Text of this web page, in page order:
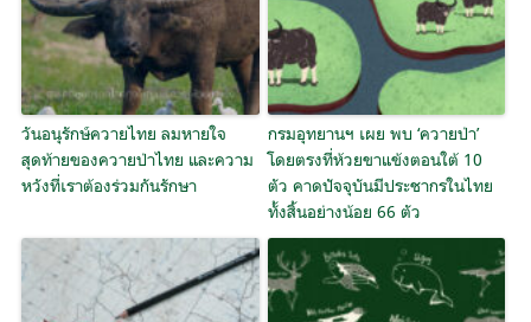
วันอนุรักษ์ควายไทย ลมหายใจ
สุดท้ายของควายป่าไทย และความ
หวังที่เราต้องร่วมกันรักษา
กรมอุทยานฯ เผย พบ ‘ควายป่า’
โดยตรงที่ห้วยขาแข้งตอนใต้ 10
ตัว คาดปัจจุบันมีประชากรในไทย
ทั้งสิ้นอย่างน้อย 66 ตัว